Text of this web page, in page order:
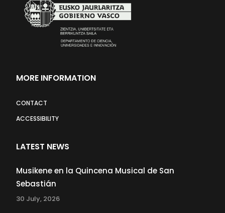
MORE INFORMATION
CONTACT
ACCESSIBILITY
LATEST NEWS
Musikene en la Quincena Musical de San
Sebastián
30 July, 2026